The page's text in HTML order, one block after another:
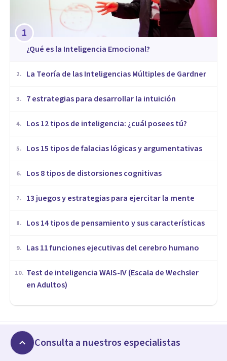
1
¿Qué es la Inteligencia Emocional?
2. La Teoría de las Inteligencias Múltiples de Gardner
3. 7 estrategias para desarrollar la intuición
4. Los 12 tipos de inteligencia: ¿cuál posees tú?
5. Los 15 tipos de falacias lógicas y argumentativas
6. Los 8 tipos de distorsiones cognitivas
7. 13 juegos y estrategias para ejercitar la mente
8. Los 14 tipos de pensamiento y sus características
9. Las 11 funciones ejecutivas del cerebro humano
10. Test de inteligencia WAIS-IV (Escala de Wechsler
en Adultos)
Test de Terman Merril: qué es
y qué partes y pruebas
contiene
Consulta a nuestros especialistas